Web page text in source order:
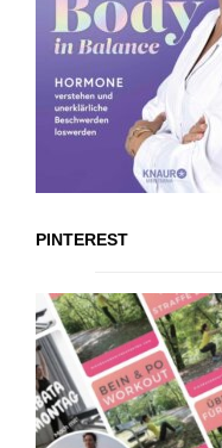
PINTEREST